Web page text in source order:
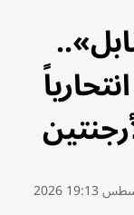
بـ4 قنابل»..